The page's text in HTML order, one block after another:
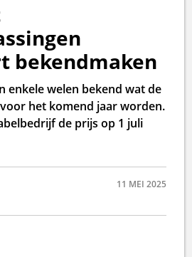
bekendmaken
enkele welen bekend wat de
het komend jaar worden.
de prijs op 1 juli
11 MEI 2025